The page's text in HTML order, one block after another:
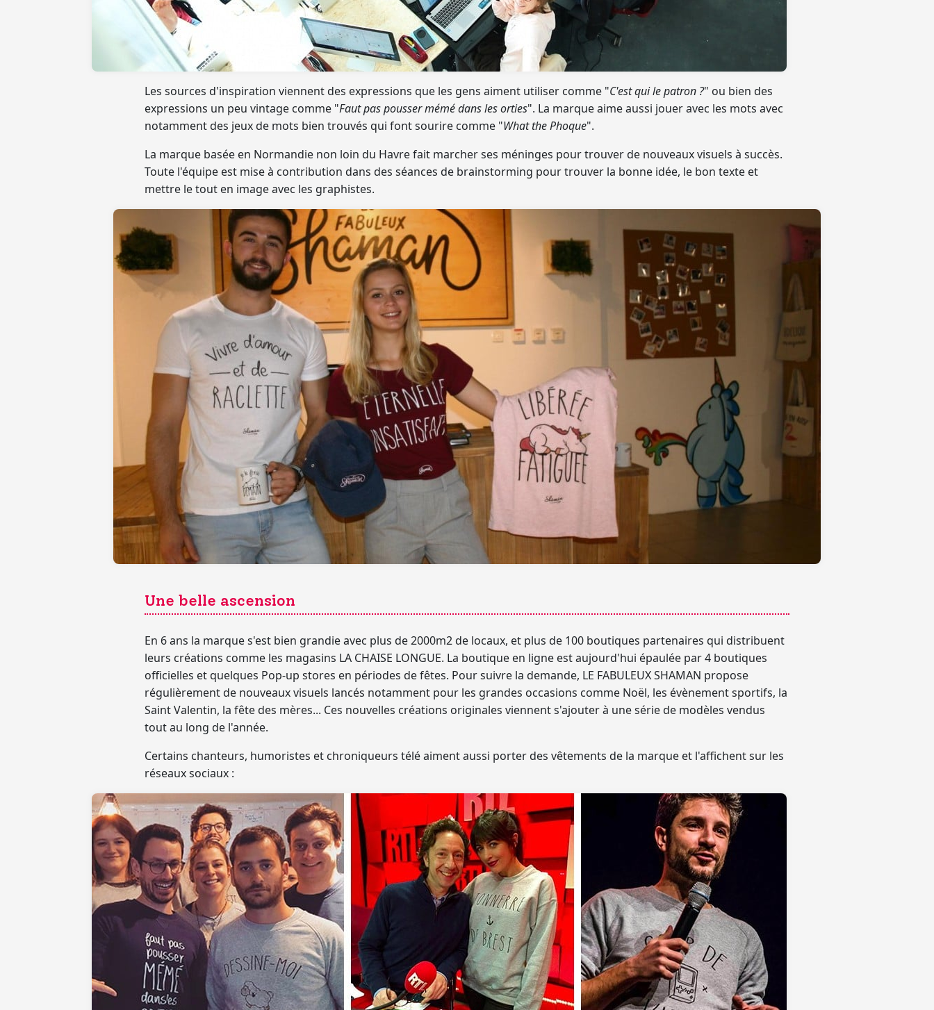
Les sources d'inspiration viennent des expressions que les gens aiment utiliser comme "C'est qui le patron ?" ou bien des
expressions un peu vintage comme "Faut pas pousser mémé dans les orties". La marque aime aussi jouer avec les mots avec
notammentdes jeux de mots bien trouvés qui font sourire comme "What the Phoque".
La marque basée en Normandie non loin du Havre fait marcher ses méninges pour trouver de nouveaux visuels à succès.
Toute l'équipe est mise à contribution dans des séances de brainstorming pour trouver la bonne idée, le bon texte et
mettre le tout en image avec les graphistes.
Une belle ascension
En 6 ans la marque s'est bien grandie avec plus de 2000m2 de locaux, et plus de 100 boutiques partenaires qui distribuent
leurs créations comme les magasins LA CHAISE LONGUE. La boutique en ligne est aujourd'hui épaulée par4 boutiques
officielles et quelques Pop-up stores en périodes de fêtes. Pour suivre la demande, LE FABULEUX SHAMAN propose
régulièrementde nouveaux visuels lancés notamment pour les grandes occasions comme Noël, les évènement sportifs, la
Saint Valentin, la fête des mères... Ces nouvelles créations originales viennent s'ajouter à une série de modèles vendus
tout au long de l'année.
Certains chanteurs, humoristes et chroniqueurs télé aiment aussi porter des vêtements de la marque et l'affichent sur les
réseaux sociaux :